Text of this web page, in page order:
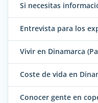
Si necesitas
Entrevista para los
Vivir en Dinamarca
Coste de vida en
Conocer gente en